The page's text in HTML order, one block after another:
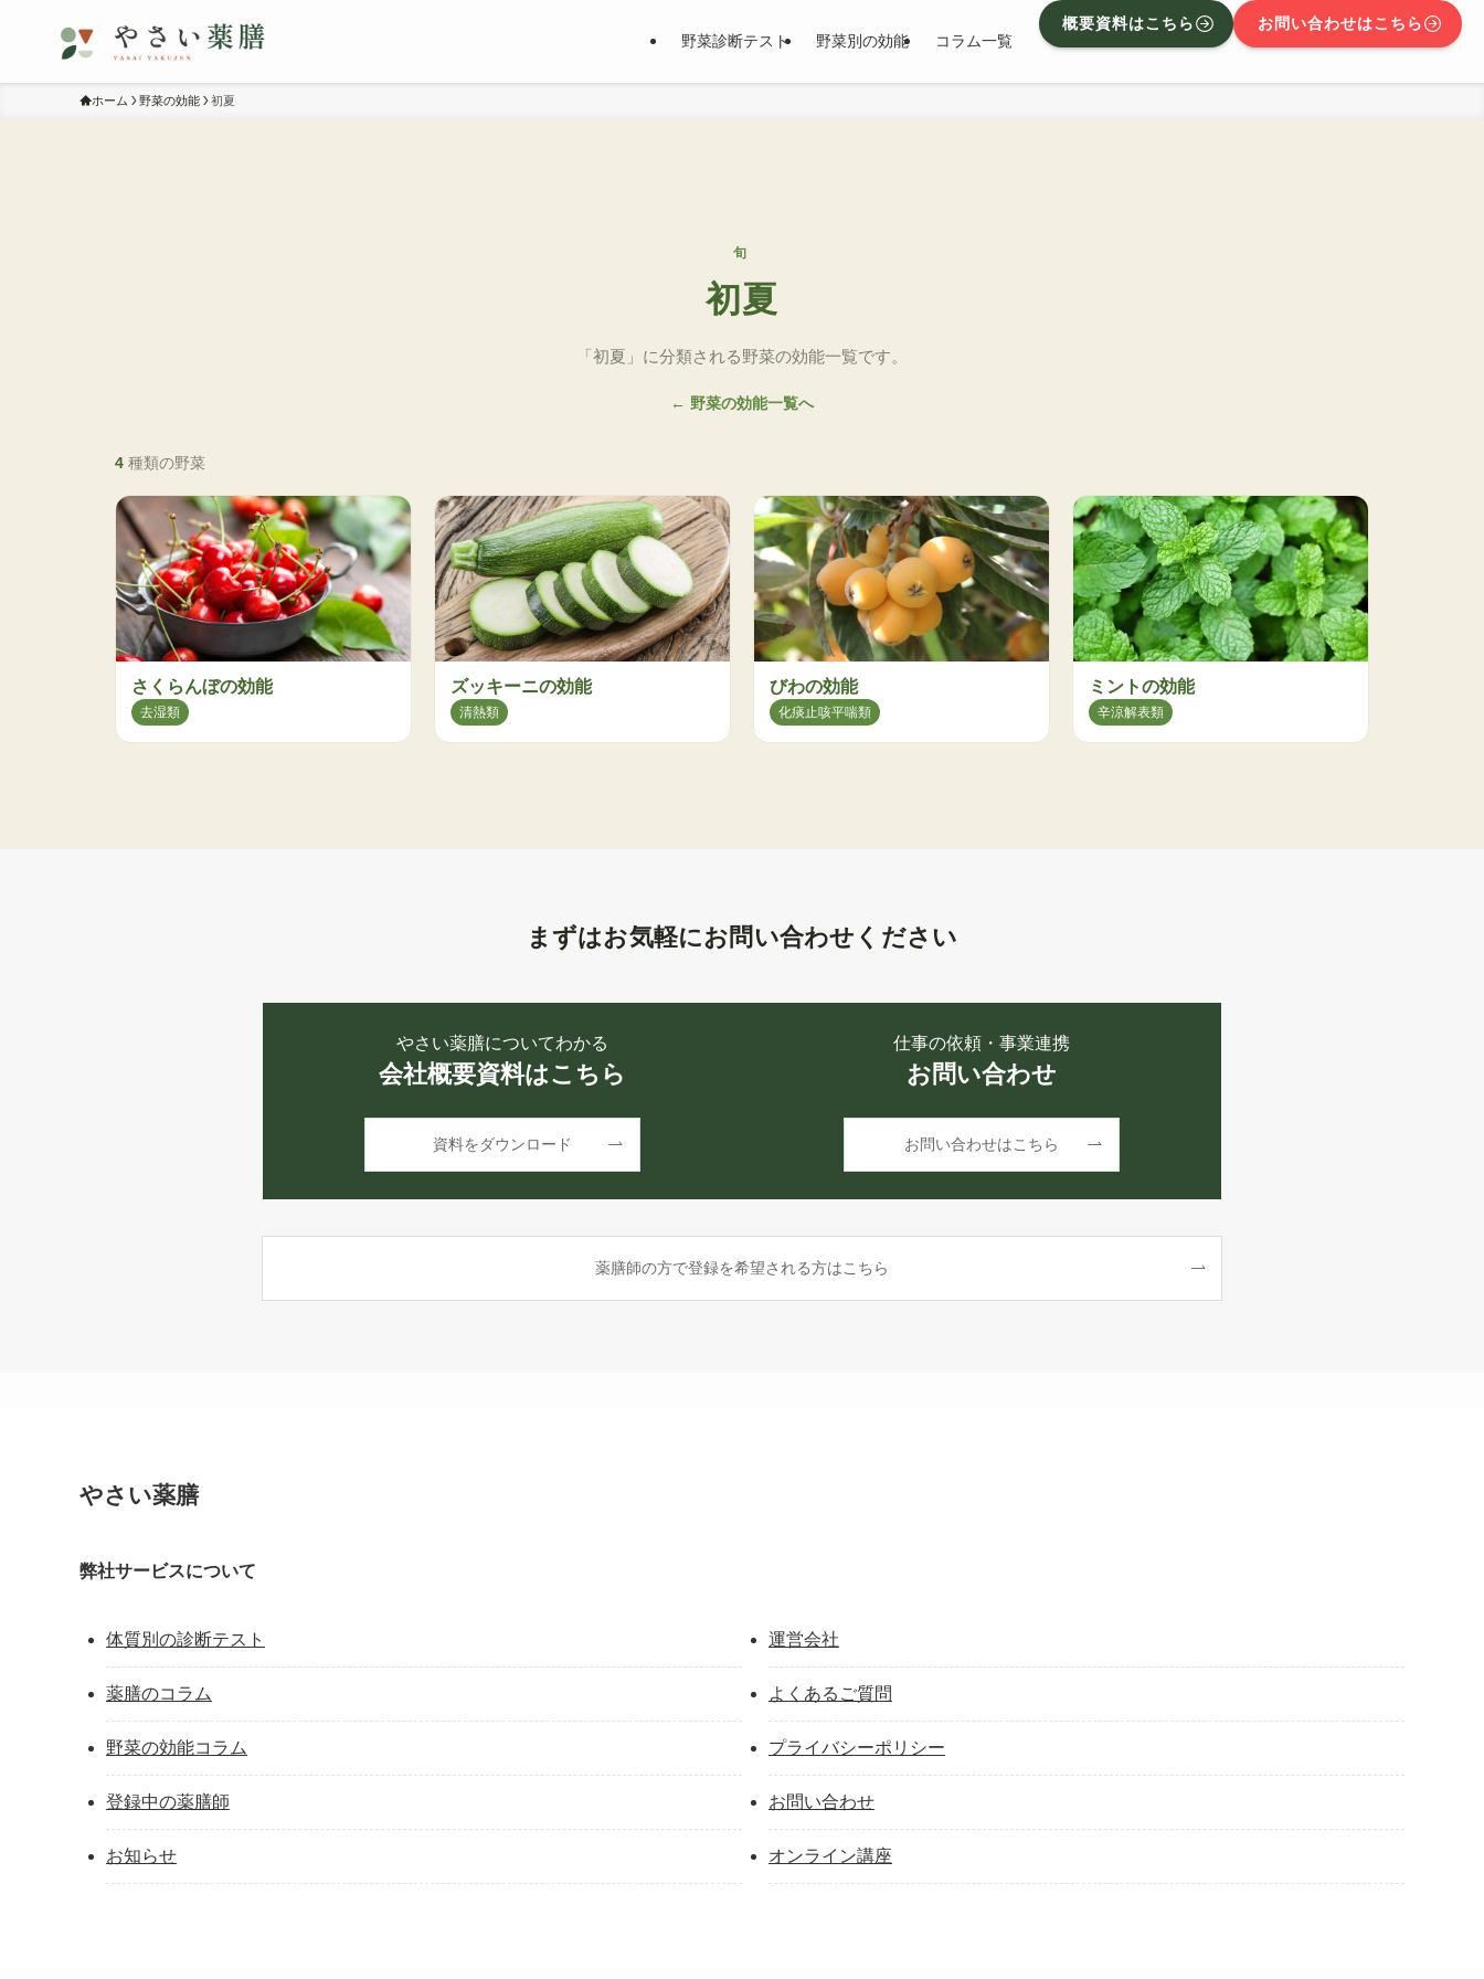
野菜診断テスト 野菜別の効能 コラム一覧
概要資料はこちら お問い合わせはこちら
ホーム 野菜の効能 初夏
旬
初夏
「初夏」に分類される野菜の効能一覧です。
← 野菜の効能一覧へ
4 種類の野菜
さくらんぼの効能
去湿類
ズッキーニの効能
清熱類
びわの効能
化痰止咳平喘類
ミントの効能
辛涼解表類
まずはお気軽にお問い合わせください
やさい薬膳についてわかる
会社概要資料はこちら
資料をダウンロード
仕事の依頼・事業連携
お問い合わせ
お問い合わせはこちら
薬膳師の方で登録を希望される方はこちら
やさい薬膳
弊社サービスについて
体質別の診断テスト
薬膳のコラム
野菜の効能コラム
登録中の薬膳師
お知らせ
運営会社
よくあるご質問
プライバシーポリシー
お問い合わせ
オンライン講座